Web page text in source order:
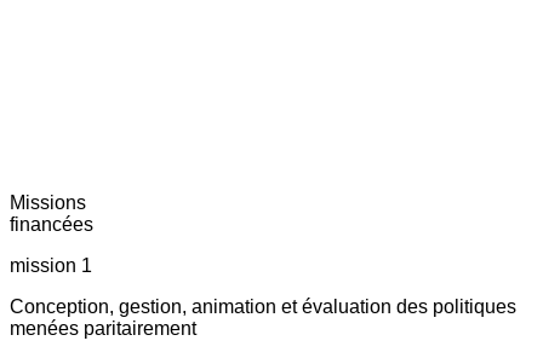
Missions
financées
mission 1
Conception, gestion, animation et évaluation des politiques
menées paritairement